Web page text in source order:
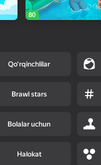
80
Qo‘rqinchlilar
Brawl stars
Bolalar uchun
Halokat